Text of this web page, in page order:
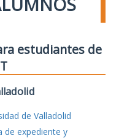
estudiantes de
de Valladolid
de expediente y